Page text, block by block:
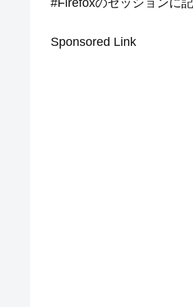
#Firefoxのセッションに
Sponsored Link